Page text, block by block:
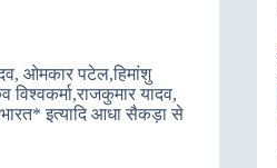
ओमकार पटेल,हिमांशु
यादव,
भारत* इत्यादि आधा सैकड़ा से